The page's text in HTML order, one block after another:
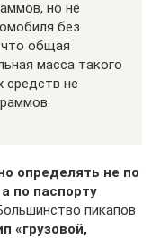
но не
без
что общая
масса такого
средств не
определять не по
по паспорту
пикапов
«грузовой,